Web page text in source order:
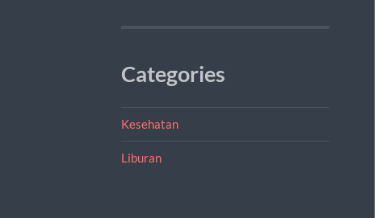
Categories
Kesehatan
Liburan